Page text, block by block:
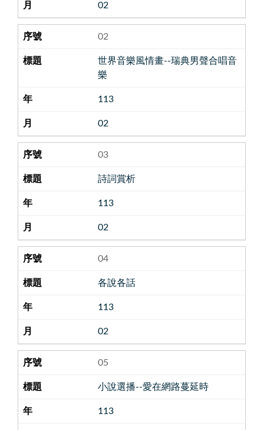
02
02
世界音樂風情畫--瑞典男聲合唱音
樂
113
02
03
詩詞賞析
113
02
04
各說各話
113
02
05
小說選播--愛在網路蔓延時
113